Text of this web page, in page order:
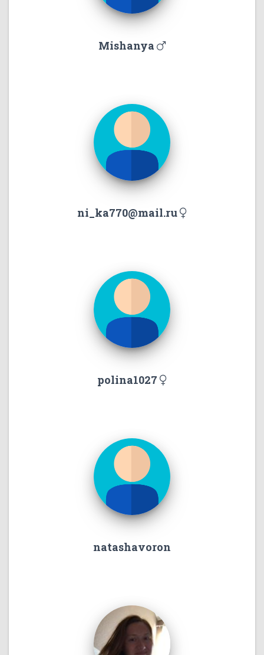
Mishanya
ni_ka770@mail.ru
polina1027
natashavoron